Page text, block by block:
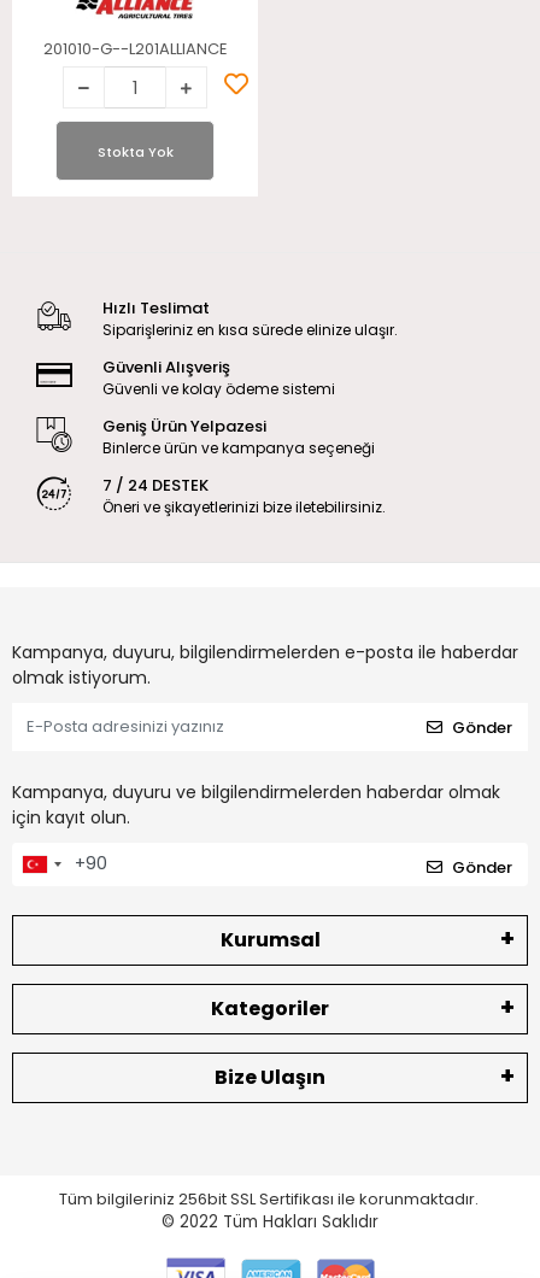
201010-G--L201ALLIANCE
Stokta Yok
Hızlı Teslimat
Siparişleriniz en kısa sürede elinize ulaşır.
Güvenli Alışveriş
Güvenli ve kolay ödeme sistemi
Geniş Ürün Yelpazesi
Binlerce ürün ve kampanya seçeneği
7 / 24 DESTEK
Öneri ve şikayetlerinizi bize iletebilirsiniz.
Kampanya, duyuru, bilgilendirmelerden e-posta ile haberdar
olmak istiyorum.
Gönder
Kampanya, duyuru ve bilgilendirmelerden haberdar olmak
için kayıt olun.
Gönder
Kurumsal
Kategoriler
Bize Ulaşın
Tüm bilgileriniz 256bit SSL Sertifikası ile korunmaktadır.
© 2022 Tüm Hakları Saklıdır